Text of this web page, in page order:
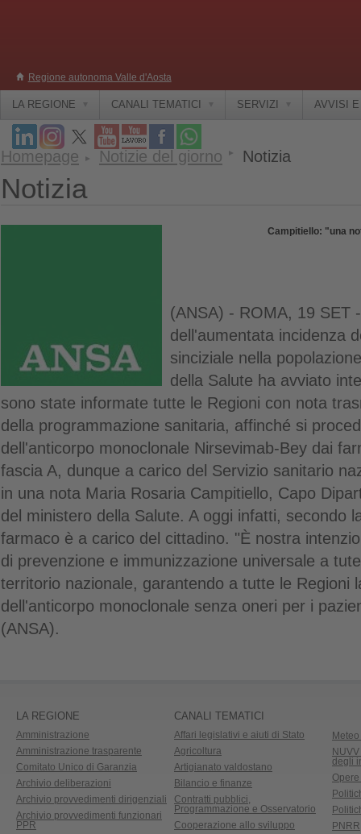
Regione autonoma Valle d'Aosta
LA REGIONE CANALI TEMATICI SERVIZI AVVISI
Homepage Notizie del giorno Notizia
Notizia
Campitiello: "una
(ANSA) - ROMA, 19 SET
dell'aumentata incidenza
sinciziale nella
della Salute ha avviato
sono state informate tutte le Regioni con nota
della programmazione sanitaria, affinché si
dell'anticorpo monoclonale Nirsevimab-Bey dai
fascia A, dunque a carico del Servizio sanitario
in una nota Maria Rosaria Campitiello, Capo
del ministero della Salute. A oggi infatti, secondo
farmaco è a carico del cittadino. "È nostra
di prevenzione e immunizzazione universale a
territorio nazionale, garantendo a tutte le Regioni
dell'anticorpo monoclonale senza oneri per i
(ANSA).
LA REGIONE
Amministrazione
Amministrazione trasparente
Comitato Unico di Garanzia
Archivio deliberazioni
Archivio provvedimenti dirigenziali
Archivio provvedimenti funzionari
PPR
CANALI TEMATICI
Affari legislativi e aiuti di Stato
Agricoltura
Artigianato valdostano
Bilancio e finanze
Contratti pubblici,
Programmazione e Osservatorio
Cooperazione allo sviluppo
degli
PNRR